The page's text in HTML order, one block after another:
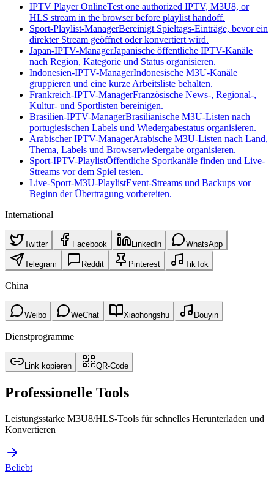
IPTV Player OnlineTest one authorized IPTV, M3U8, or
HLS stream in the browser before playlist handoff.
Sport-Playlist-ManagerBereinigt Spieltags-Einträge, bevor ein
direkter Stream geöffnet oder konvertiert wird.
Japan-IPTV-ManagerJapanische öffentliche IPTV-Kanäle
nach Region, Kategorie und Status organisieren.
Indonesien-IPTV-ManagerIndonesische M3U-Kanäle
gruppieren und eine kurze Arbeitsliste behalten.
Frankreich-IPTV-ManagerFranzösische News-, Regional-,
Kultur- und Sportlisten bereinigen.
Brasilien-IPTV-ManagerBrasilianische M3U-Listen nach
portugiesischen Labels und Wiedergabestatus organisieren.
Arabischer IPTV-ManagerArabische M3U-Listen nach Land,
Thema, Labels und Browserwiedergabe organisieren.
Sport-IPTV-PlaylistÖffentliche Sportkanäle finden und Live-
Streams vor dem Spiel testen.
Live-Sport-M3U-PlaylistEvent-Streams und Backups vor
Beginn der Übertragung vorbereiten.
International
Twitter Facebook LinkedIn WhatsApp
Telegram Reddit Pinterest TikTok
China
Weibo WeChat Xiaohongshu Douyin
Dienstprogramme
Link kopieren QR-Code
Professionelle Tools
Leistungsstarke M3U8/HLS‑Tools für schnelles Herunterladen und
Konvertieren
Beliebt